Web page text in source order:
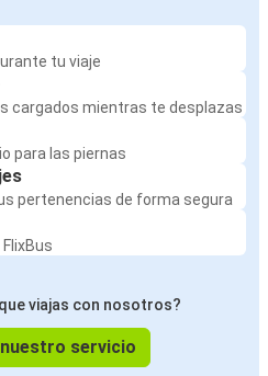
tu viaje
cargados mientras te desplazas
para las piernas
pertenencias de forma segura
viajas con nosotros?
servicio